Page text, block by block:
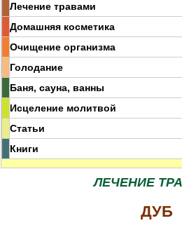
Лечение травами
Домашняя косметика
Очищение организма
Голодание
Баня, сауна, ванны
Исцеление молитвой
Статьи
Книги
ЛЕЧЕНИЕ
ДУБ